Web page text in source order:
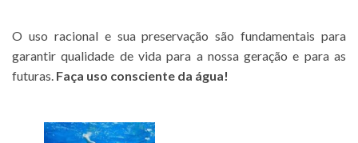
O uso racional e sua preservação são fundamentais para
garantir qualidade de vida para a nossa geração e para as
futuras. Faça uso consciente da água!